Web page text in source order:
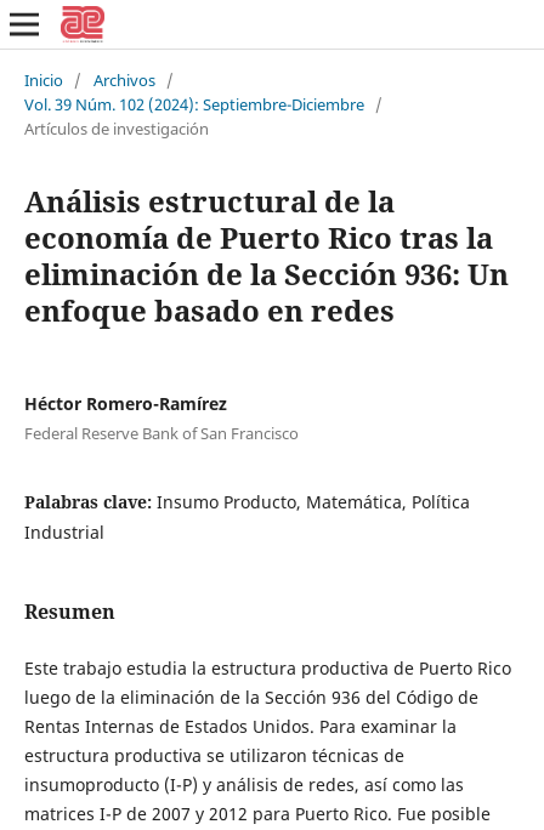
Inicio / Archivos /
Vol. 39 Núm. 102 (2024): Septiembre-Diciembre /
Artículos de investigación
Análisis estructural de la
economía de Puerto Rico tras la
eliminación de la Sección 936: Un
enfoque basado en redes
Héctor Romero-Ramírez
Federal Reserve Bank of San Francisco
Palabras clave: Insumo Producto, Matemática, Política
Industrial
Resumen
Este trabajo estudia la estructura productiva de Puerto Rico
luego de la eliminación de la Sección 936 del Código de
Rentas Internas de Estados Unidos. Para examinar la
estructura productiva se utilizaron técnicas de
insumoproducto (I-P) y análisis de redes, así como las
matrices I-P de 2007 y 2012 para Puerto Rico. Fue posible